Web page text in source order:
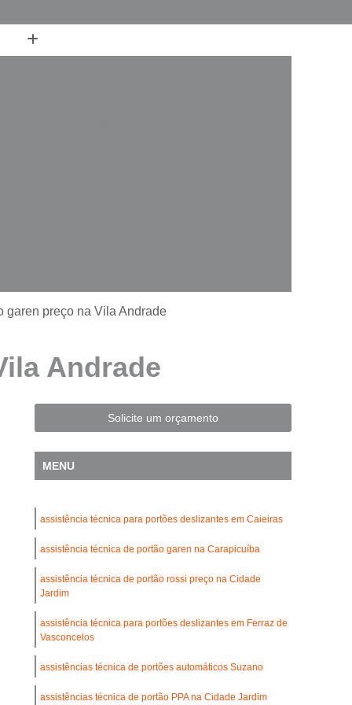
Automatização de Portão de Garagem
Automatização de Portão Residencial
Automatização para Portão de Correr
Conserto Motor Portão Automático
Conserto Motor Portão Eletrônico
Conserto de Motor de Portão Automático
Conserto de Portão Automático
Automático Basculante
Automático Pivotante Duplo
garen preço na Vila Andrade
Andrade
Solicite um orçamento
MENU
assistência técnica para portões deslizantes em Caieiras
assistência técnica de portão garen na Carapicuíba
assistência técnica de portão rossi preço na Cidade
Jardim
assistência técnica para portões deslizantes em Ferraz de
Vasconcelos
assistências técnica de portões automáticos Suzano
assistências técnica de portão PPA na Cidade Jardim